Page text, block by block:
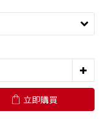
立即購買